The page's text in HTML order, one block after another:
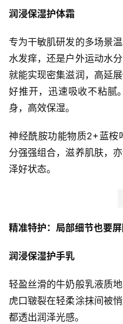
润浸保湿护体霜
专为干敏肌研发的多场景
水发痒，还是户外运动水
就能实现密集滋润，高延
好推开，迅速吸收不粘腻
身，高效保湿。
神经酰胺功能物质2+蓝桉
分强强组合，滋养肌肤，
泽好状态。
精准特护： 局部细节也要
润浸保湿护手乳
轻盈丝滑的牛奶般乳液质
虎口皲裂在轻柔涂抹间被
都透出润泽光感。